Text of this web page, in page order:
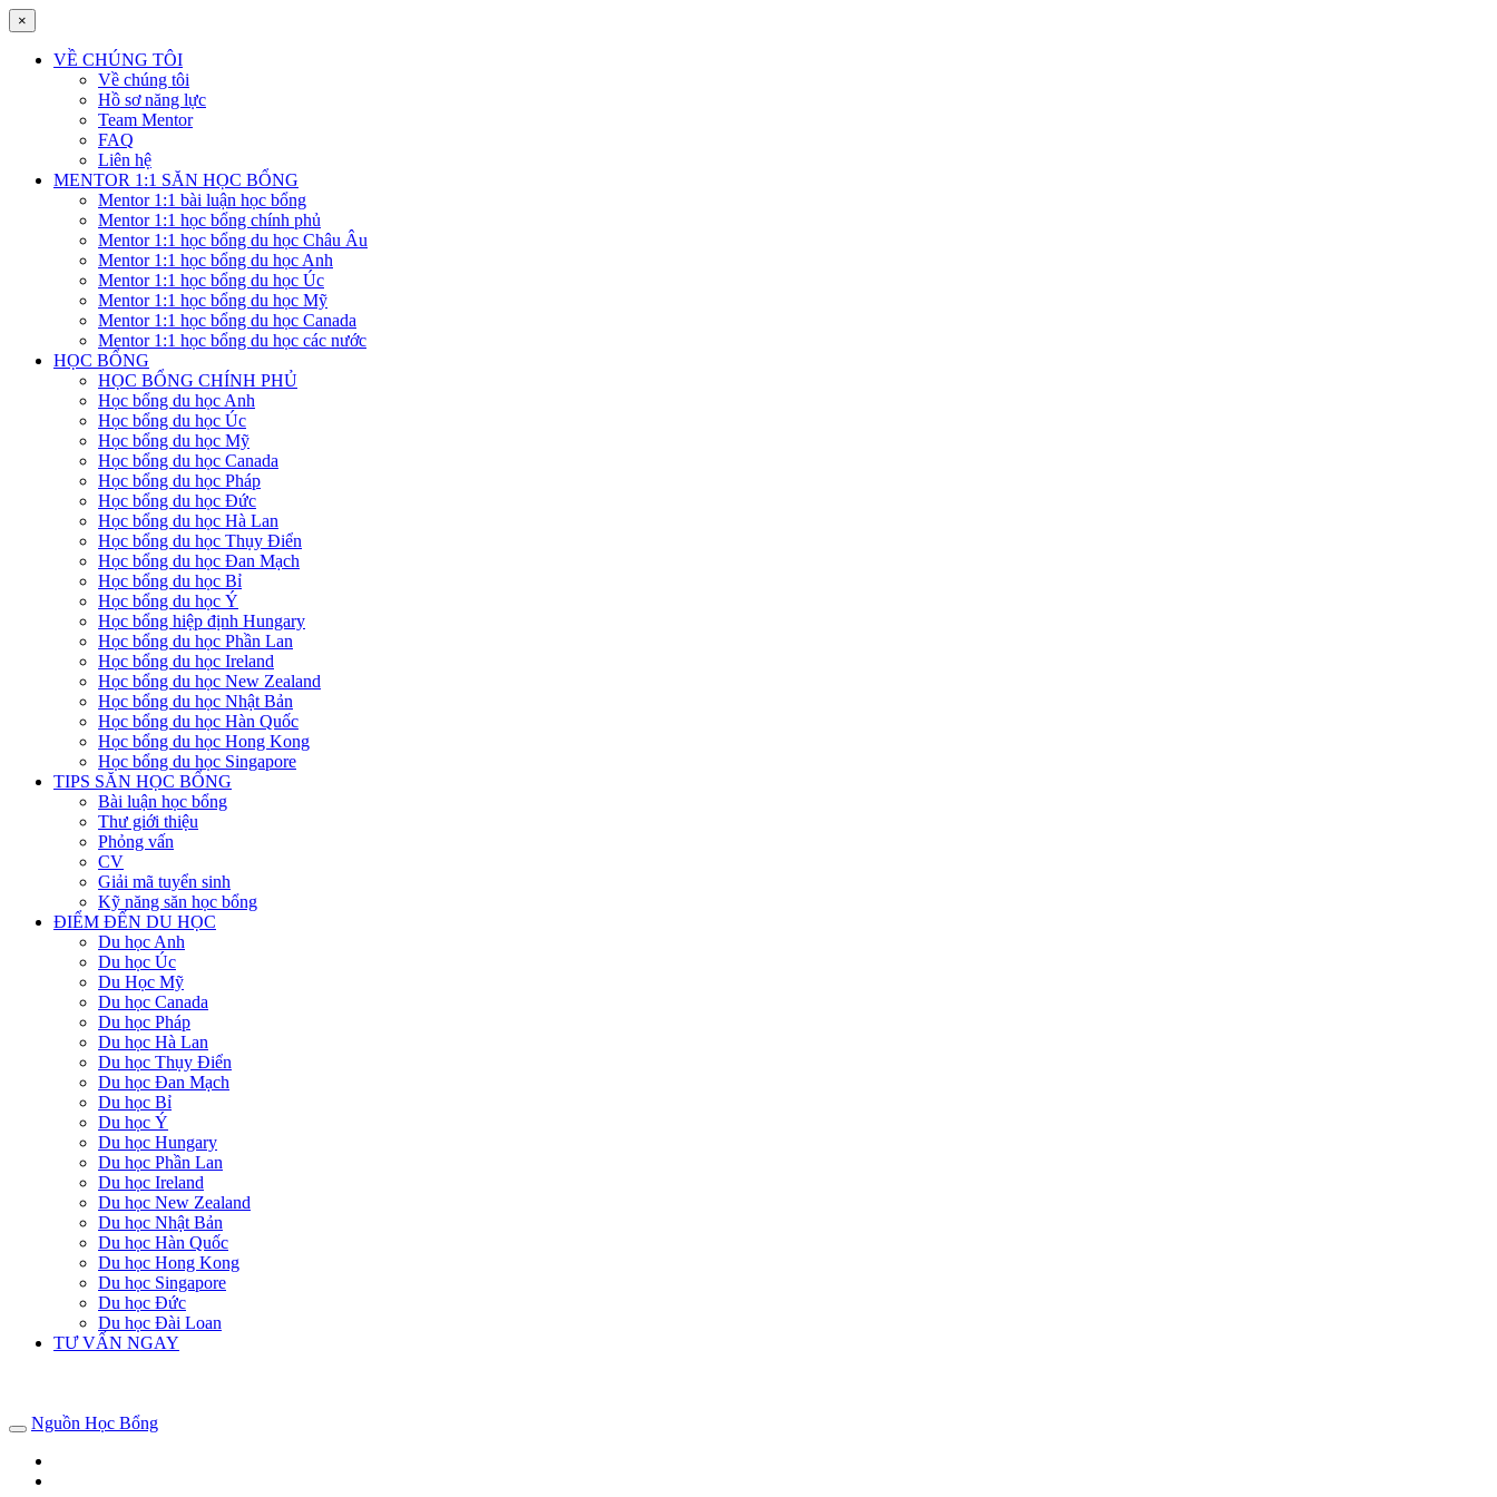
×
VỀ CHÚNG TÔI
Về chúng tôi
Hồ sơ năng lực
Team Mentor
FAQ
Liên hệ
MENTOR 1:1 SĂN HỌC BỔNG
Mentor 1:1 bài luận học bổng
Mentor 1:1 học bổng chính phủ
Mentor 1:1 học bổng du học Châu Âu
Mentor 1:1 học bổng du học Anh
Mentor 1:1 học bổng du học Úc
Mentor 1:1 học bổng du học Mỹ
Mentor 1:1 học bổng du học Canada
Mentor 1:1 học bổng du học các nước
HỌC BỔNG
HỌC BỔNG CHÍNH PHỦ
Học bổng du học Anh
Học bổng du học Úc
Học bổng du học Mỹ
Học bổng du học Canada
Học bổng du học Pháp
Học bổng du học Đức
Học bổng du học Hà Lan
Học bổng du học Thụy Điển
Học bổng du học Đan Mạch
Học bổng du học Bỉ
Học bổng du học Ý
Học bổng hiệp định Hungary
Học bổng du học Phần Lan
Học bổng du học Ireland
Học bổng du học New Zealand
Học bổng du học Nhật Bản
Học bổng du học Hàn Quốc
Học bổng du học Hong Kong
Học bổng du học Singapore
TIPS SĂN HỌC BỔNG
Bài luận học bổng
Thư giới thiệu
Phỏng vấn
CV
Giải mã tuyển sinh
Kỹ năng săn học bổng
ĐIỂM ĐẾN DU HỌC
Du học Anh
Du học Úc
Du Học Mỹ
Du học Canada
Du học Pháp
Du học Hà Lan
Du học Thụy Điển
Du học Đan Mạch
Du học Bỉ
Du học Ý
Du học Hungary
Du học Phần Lan
Du học Ireland
Du học New Zealand
Du học Nhật Bản
Du học Hàn Quốc
Du học Hong Kong
Du học Singapore
Du học Đức
Du học Đài Loan
TƯ VẤN NGAY
Nguồn Học Bổng